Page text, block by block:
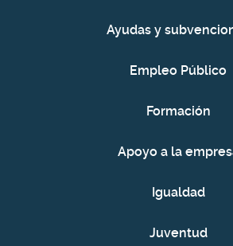
Ayudas y
Empleo Público
Formación
Apoyo a la
Igualdad
Juventud